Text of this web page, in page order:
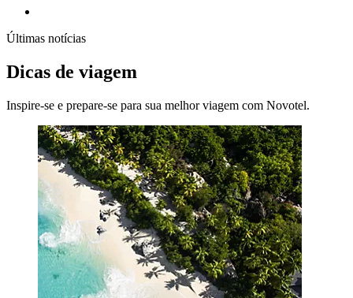
Últimas notícias
Dicas de viagem
Inspire-se e prepare-se para sua melhor viagem com Novotel.